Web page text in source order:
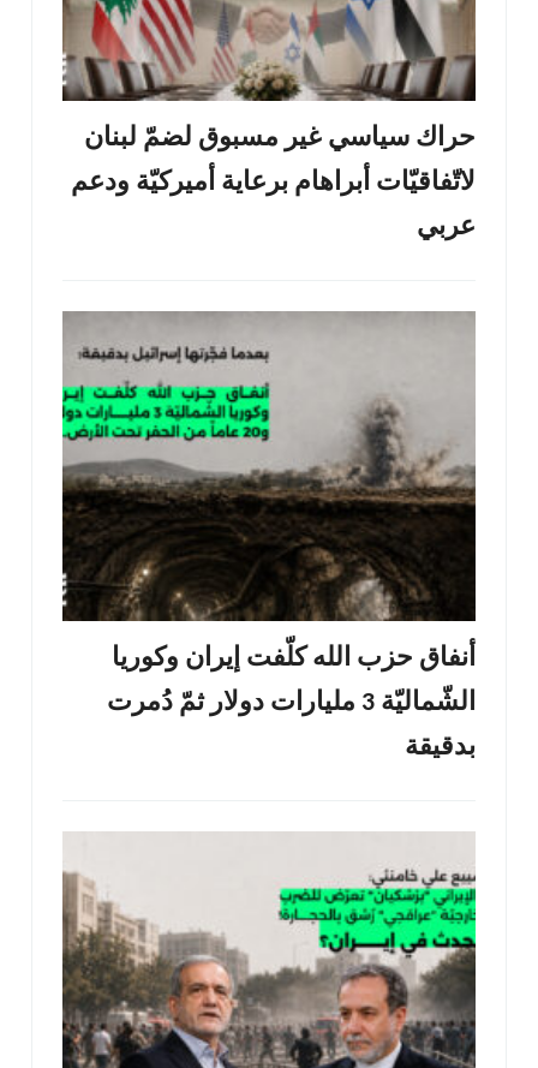
حراك سياسي غير مسبوق لضمّ لبنان
لاتّفاقيّات أبراهام برعاية أميركيّة ودعم
عربي
أنفاق حزب الله كلّفت إيران وكوريا
الشّماليّة 3 مليارات دولار ثمّ دُمرت
بدقيقة